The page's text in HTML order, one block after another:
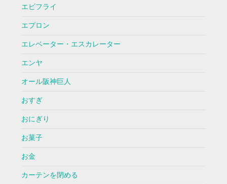
エビフライ
エプロン
エレベーター・エスカレーター
エンヤ
オール阪神巨人
おすぎ
おにぎり
お菓子
お金
カーテンを閉める